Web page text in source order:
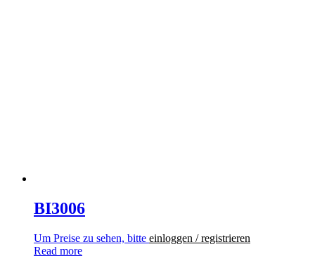
BI3006
Um Preise zu sehen, bitte einloggen / registrieren
Read more